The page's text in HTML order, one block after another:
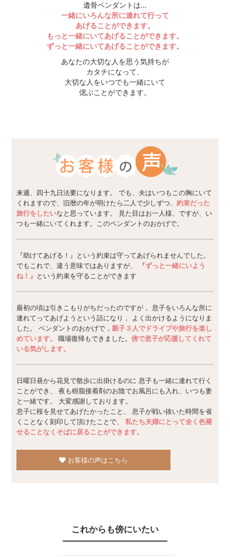
遺骨ペンダントは…
一緒にいろんな所に連れて行って
あげることができます。
もっと一緒にいてあげることができます。
ずっと一緒にいてあげることができます。
あなたの大切な人を思う気持ちが
カタチになって、
大切な人をいつでも一緒にいて
偲ぶことができます。
来週、四十九日法要になります。 でも、夫はいつもこの胸にいて
くれますので、旧暦の年が明けたら二人で少しずつ、 約束だった
旅行をしたいなと思っています。 見た目はお一人様、ですが、い
つも一緒にいてくれます。このペンダントのおかげで。
『助けてあげる！』という約束は守ってあげられませんでした。
でもこれで、違う意味ではありますが、
『ずっと一緒にいよう
ね！』 という約束を守ることができます
最初の頃は引きこもりがちだったのですが， 息子をいろんな所に
連れてってあげようという話になり， よく出かけるようになりま
した。 ペンダントのおかげで， 親子３人でドライブや旅行を楽し
めています。 職場復帰もできました。 傍で息子が応援してくれて
いる気がします。
日曜日昼から花見で散歩に出掛けるのに 息子も一緒に連れて行く
ことができ、 夜も樹脂接着剤のお陰でお風呂にも入れ、いつも妻
と一緒です。 大変感謝しております。
息子に桜を見せてあげたかったこと、 息子が戦い抜いた時間を省
くことなく刻印して頂けたことで、 私たち夫婦にとって全く色褪
せることなくそばに居ることができます。
お客様の声はこちら
これからも傍にいたい